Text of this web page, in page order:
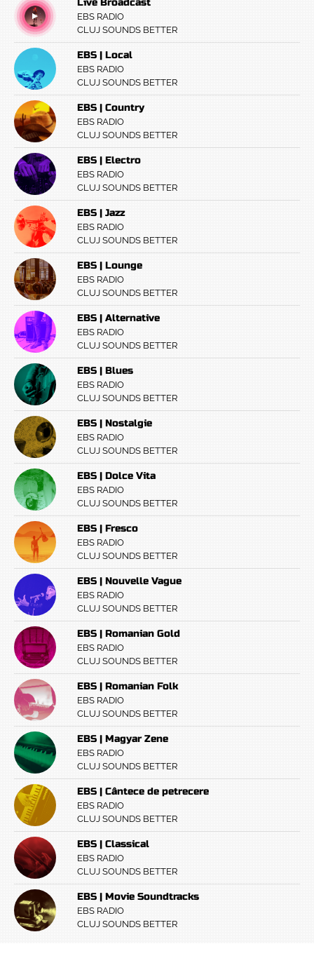
Live Broadcast
EBS RADIO
CLUJ SOUNDS BETTER
EBS | Local
EBS RADIO
CLUJ SOUNDS BETTER
EBS | Country
EBS RADIO
CLUJ SOUNDS BETTER
EBS | Electro
EBS RADIO
CLUJ SOUNDS BETTER
EBS | Jazz
EBS RADIO
CLUJ SOUNDS BETTER
EBS | Lounge
EBS RADIO
CLUJ SOUNDS BETTER
EBS | Alternative
EBS RADIO
CLUJ SOUNDS BETTER
EBS | Blues
EBS RADIO
CLUJ SOUNDS BETTER
EBS | Nostalgie
EBS RADIO
CLUJ SOUNDS BETTER
EBS | Dolce Vita
EBS RADIO
CLUJ SOUNDS BETTER
EBS | Fresco
EBS RADIO
CLUJ SOUNDS BETTER
EBS | Nouvelle Vague
EBS RADIO
CLUJ SOUNDS BETTER
EBS | Romanian Gold
EBS RADIO
CLUJ SOUNDS BETTER
EBS | Romanian Folk
EBS RADIO
CLUJ SOUNDS BETTER
EBS | Magyar Zene
EBS RADIO
CLUJ SOUNDS BETTER
EBS | Cântece de petrecere
EBS RADIO
CLUJ SOUNDS BETTER
EBS | Classical
EBS RADIO
CLUJ SOUNDS BETTER
EBS | Movie Soundtracks
EBS RADIO
CLUJ SOUNDS BETTER